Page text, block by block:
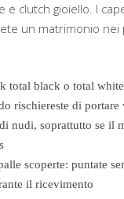
e clutch gioiello. I
un matrimonio
total black o total
rischiereste di portare
nudi, soprattutto se il
scoperte: puntate
il ricevimento